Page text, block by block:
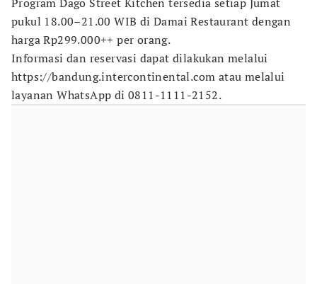
pukul 18.00–21.00 WIB di Damai Restaurant dengan
harga Rp299.000++ per orang.
Informasi dan reservasi dapat dilakukan melalui
https://bandung.intercontinental.com atau melalui
layanan WhatsApp di 0811-1111-2152.